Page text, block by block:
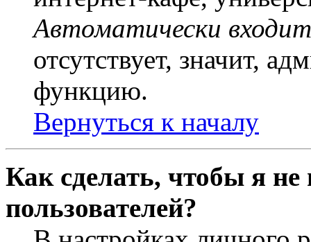
Автоматически
отсутствует, значит,
функцию.
Вернуться к началу
Как сделать, чтобы я
пользователей?